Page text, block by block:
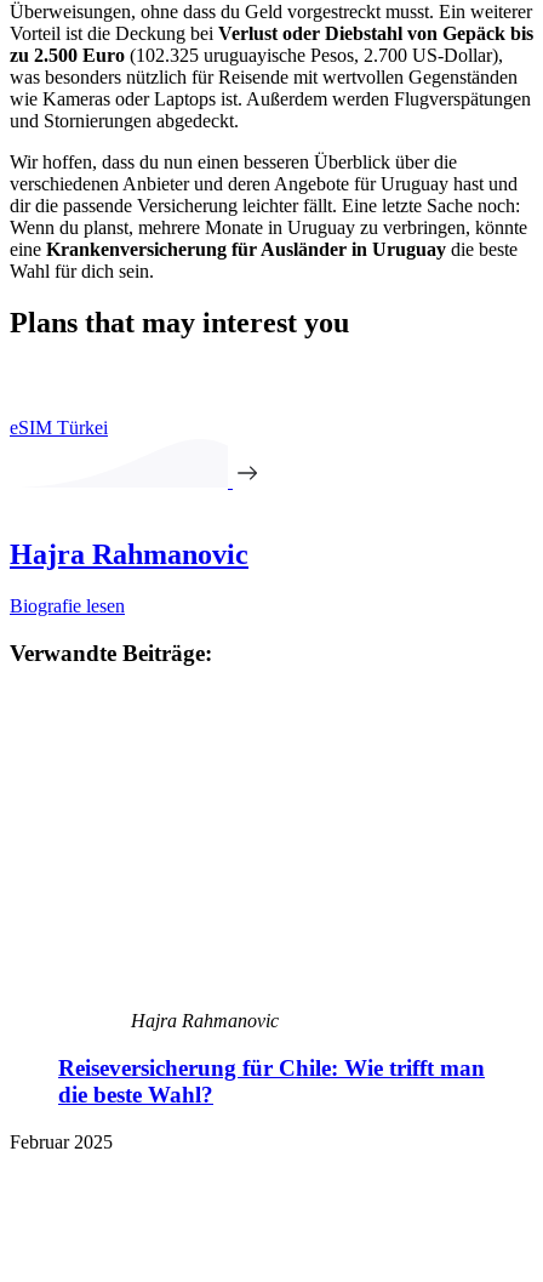
Überweisungen, ohne dass du Geld vorgestreckt musst. Ein weiterer
Vorteil ist die Deckung bei Verlust oder Diebstahl von Gepäck bis
zu 2.500 Euro (102.325 uruguayische Pesos, 2.700 US-Dollar),
was besonders nützlich für Reisende mit wertvollen Gegenständen
wie Kameras oder Laptops ist. Außerdem werden Flugverspätungen
und Stornierungen abgedeckt.
Wir hoffen, dass du nun einen besseren Überblick über die
verschiedenen Anbieter und deren Angebote für Uruguay hast und
dir die passende Versicherung leichter fällt. Eine letzte Sache noch:
Wenn du planst, mehrere Monate in Uruguay zu verbringen, könnte
eine Krankenversicherung für Ausländer in Uruguay die beste
Wahl für dich sein.
Plans that may interest you
eSIM Türkei
Hajra Rahmanovic
Biografie lesen
Verwandte Beiträge:
Hajra Rahmanovic
Reiseversicherung für Chile: Wie trifft man
die beste Wahl?
Februar 2025